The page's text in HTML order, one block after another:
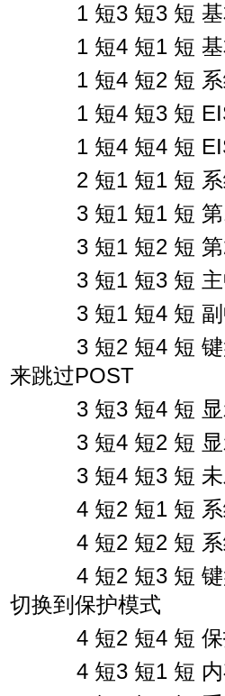
1 短3 短3 短 基
1 短4 短1 短 基
1 短4 短2 短 系
1 短4 短3 短
1 短4 短4 短
2 短1 短1 短 系
3 短1 短1 短 第1
3 短1 短2 短 第2
3 短1 短3 短 主
3 短1 短4 短 副
3 短2 短4 短 键
来跳过POST
3 短3 短4 短 显
3 短4 短2 短 显
3 短4 短3 短 未
4 短2 短1 短 系
4 短2 短2 短 系
4 短2 短3 短 键
切换到保护模式
4 短2 短4 短 保
4 短3 短1 短 内